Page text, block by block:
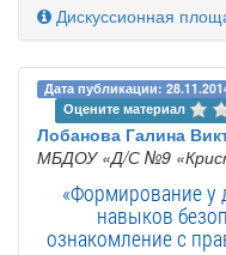
Дискуссионная
Дата публикации:
Оцените материал
Лобанова Галина
МБДОУ «Д/С №9
«Формирование у
навыков
ознакомление с